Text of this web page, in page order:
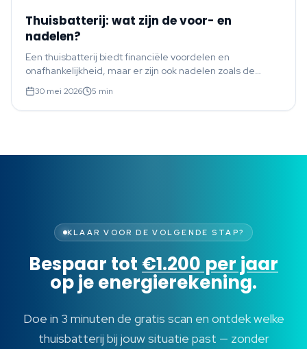
Thuisbatterij: wat zijn de voor- en
nadelen?
Een thuisbatterij biedt financiële voordelen en
onafhankelijkheid, maar er zijn ook nadelen zoals de
investering en de benodigde ruimte. Weeg de
belangrijkste plus- en minpunten af.
30 mei 2026 5 min
KLAAR VOOR DE VOLGENDE STAP?
Bespaar tot €1.200 per jaar
op je energierekening.
Doe in 3 minuten de gratis scan en ontdek welke
thuisbatterij bij jouw situatie past — zonder